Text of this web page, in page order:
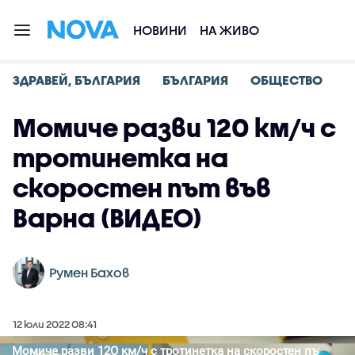
НОВИНИ НА ЖИВО
ЗДРАВЕЙ, БЪЛГАРИЯ БЪЛГАРИЯ ОБЩЕСТВО
Момиче разви 120 км/ч с
тротинетка на
скоростен път във
Варна (ВИДЕО)
Румен Бахов
12 юли 2022 08:41